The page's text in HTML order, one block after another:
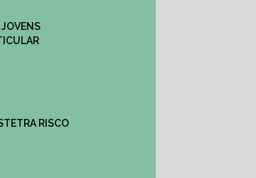
JOVENS
RISCO